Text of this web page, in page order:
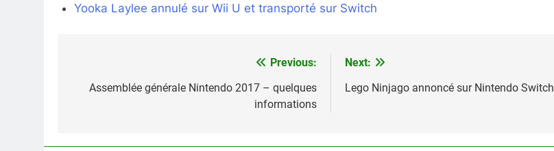
Yooka Laylee annulé sur Wii U et transporté sur Switch
Previous:
Assemblée générale Nintendo 2017 – quelques
informations
Next:
Lego Ninjago annoncé sur Nintendo Switch